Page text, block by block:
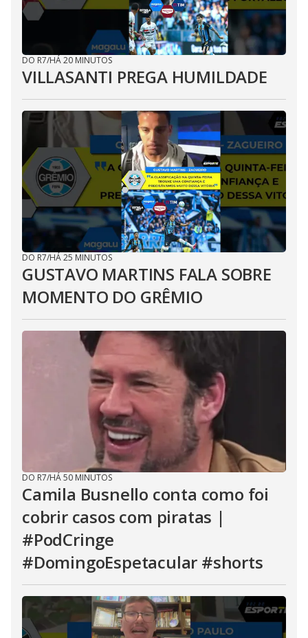
DO R7/HÁ 20 MINUTOS
VILLASANTI PREGA HUMILDADE
DO R7/HÁ 25 MINUTOS
GUSTAVO MARTINS FALA SOBRE
MOMENTO DO GRÊMIO
DO R7/HÁ 50 MINUTOS
Camila Busnello conta como foi
cobrir casos com piratas |
#PodCringe
#DomingoEspetacular #shorts